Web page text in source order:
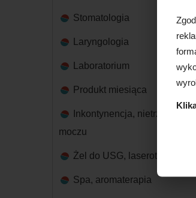
Stomatologia
Laryngologia
Laboratorium
Produkt miesiąca
Inkontynencja, nietrzymanie
moczu
Żel do USG, laseroterapii
Spa, aromaterapia